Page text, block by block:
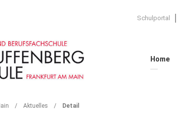
Schulportal
Home
/ Aktuelles / Detail